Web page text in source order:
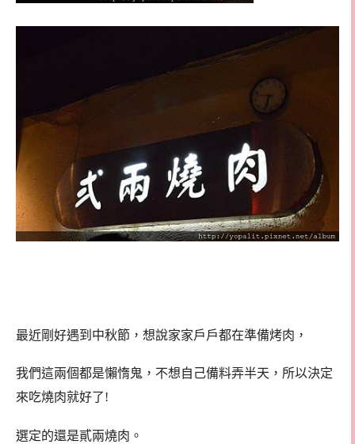
最近剛好遇到中秋節，想說家家戶戶都在準備烤肉，
我們這兩個都是懶惰鬼，不想自己備料弄半天，所以決定
來吃燒肉就好了!
選定的還是貳兩燒肉。